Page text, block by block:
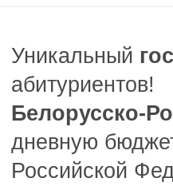
Уникальный
абитуриентов!
Белорусско-
дневную
Российской